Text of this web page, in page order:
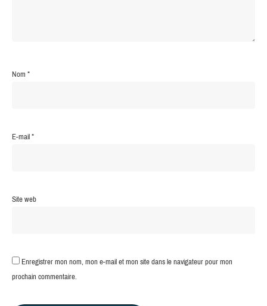
Nom*
E-mail*
Site web
Enregistrer mon nom, mon e-mail et mon site dans le navigateur pour mon
prochain commentaire.